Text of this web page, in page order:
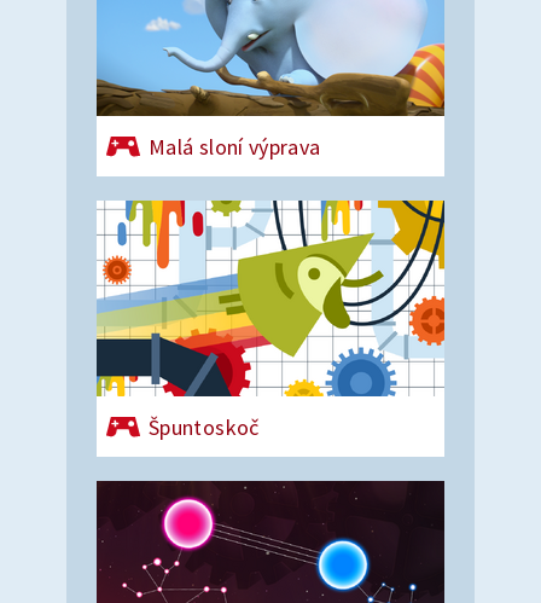
Malá sloní výprava
Špuntoskoč